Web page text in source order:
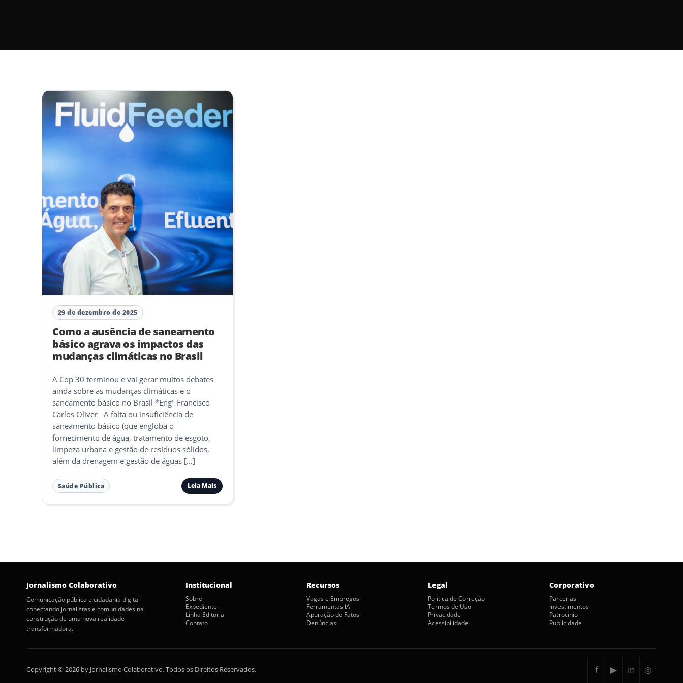
29 de dezembro de 2025
Como a ausência de saneamento
básico agrava os impactos das
mudanças climáticas no Brasil
A Cop 30 terminou e vai gerar muitos debates
ainda sobre as mudanças climáticas e o
saneamento básico no Brasil *Engº Francisco
Carlos Oliver A falta ou insuficiência de
saneamento básico (que engloba o
fornecimento de água, tratamento de esgoto,
limpeza urbana e gestão de resíduos sólidos,
além da drenagem e gestão de águas […]
Saúde Pública Leia Mais
Jornalismo Colaborativo
Comunicação pública e cidadania digital
conectando jornalistas e comunidades na
construção de uma nova realidade
transformadora.
Institucional
Sobre
Expediente
Linha Editorial
Contato
Recursos
Vagas e Empregos
Ferramentas IA
Apuração de Fatos
Denúncias
Legal
Política de Correção
Termos de Uso
Privacidade
Acessibilidade
Corporativo
Parcerias
Investimentos
Patrocínio
Publicidade
Copyright © 2026 by Jornalismo Colaborativo. Todos os Direitos Reservados. f ▶ in ◎